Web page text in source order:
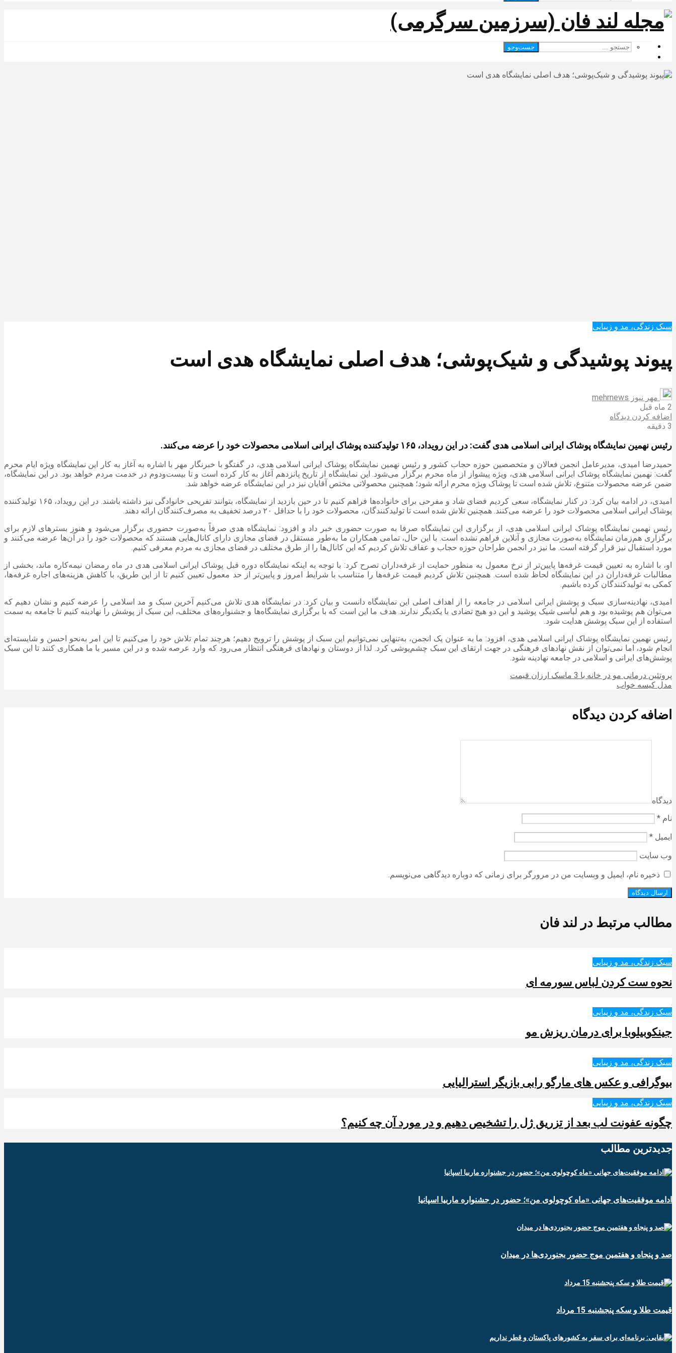
جست‌وجو
سبک زندگی، مد و زیبایی
پیوند پوشیدگی و شیک‌پوشی؛ هدف اصلی نمایشگاه هدی است
مهر نیوز mehrnews
2 ماه قبل
اضافه کردن دیدگاه
3 دقیقه
رئیس نهمین نمایشگاه پوشاک ایرانی اسلامی هدی گفت: در این رویداد، ۱۶۵ تولیدکننده پوشاک ایرانی اسلامی محصولات خود را عرضه می‌کنند.
حمیدرضا امیدی، مدیرعامل انجمن فعالان و متخصصین حوزه حجاب کشور و رئیس نهمین نمایشگاه پوشاک ایرانی اسلامی هدی، در گفتگو با خبرنگار مهر با اشاره به آغاز به کار این نمایشگاه ویژه ایام محرم
گفت: نهمین نمایشگاه پوشاک ایرانی اسلامی هدی، ویژه پیشواز از ماه محرم برگزار می‌شود. این نمایشگاه از تاریخ پانزدهم آغاز به کار کرده است و تا بیست‌ودوم در خدمت مردم خواهد بود. در این نمایشگاه،
ضمن عرضه محصولات متنوع، تلاش شده است تا پوشاک ویژه محرم ارائه شود؛ همچنین محصولاتی مختص آقایان نیز در این نمایشگاه عرضه خواهد شد.
امیدی، در ادامه بیان کرد: در کنار نمایشگاه، سعی کردیم فضای شاد و مفرحی برای خانواده‌ها فراهم کنیم تا در حین بازدید از نمایشگاه، بتوانند تفریحی خانوادگی نیز داشته باشند. در این رویداد، ۱۶۵ تولیدکننده
پوشاک ایرانی اسلامی محصولات خود را عرضه می‌کنند. همچنین تلاش شده است تا تولیدکنندگان، محصولات خود را با حداقل ۲۰ درصد تخفیف به مصرف‌کنندگان ارائه دهند.
رئیس نهمین نمایشگاه پوشاک ایرانی اسلامی هدی، از برگزاری این نمایشگاه صرفا به صورت حضوری خبر داد و افزود: نمایشگاه هدی صرفاً به‌صورت حضوری برگزار می‌شود و هنوز بسترهای لازم برای
برگزاری هم‌زمان نمایشگاه به‌صورت مجازی و آنلاین فراهم نشده است. با این حال، تمامی همکاران ما به‌طور مستقل در فضای مجازی دارای کانال‌هایی هستند که محصولات خود را در آن‌ها عرضه می‌کنند و
مورد استقبال نیز قرار گرفته است. ما نیز در انجمن طراحان حوزه حجاب و عفاف تلاش کردیم که این کانال‌ها را از طرق مختلف در فضای مجازی به مردم معرفی کنیم.
او، با اشاره به تعیین قیمت غرفه‌ها پایین‌تر از نرخ معمول به منظور حمایت از غرفه‌داران تصرح کرد: با توجه به اینکه نمایشگاه دوره قبل پوشاک ایرانی اسلامی هدی در ماه رمضان نیمه‌کاره ماند، بخشی از
مطالبات غرفه‌داران در این نمایشگاه لحاظ شده است. همچنین تلاش کردیم قیمت غرفه‌ها را متناسب با شرایط امروز و پایین‌تر از حد معمول تعیین کنیم تا از این طریق، با کاهش هزینه‌های اجاره غرفه‌ها،
کمکی به تولیدکنندگان کرده باشیم.
امیدی، نهادینه‌سازی سبک و پوشش ایرانی اسلامی در جامعه را از اهداف اصلی این نمایشگاه دانست و بیان کرد: در نمایشگاه هدی تلاش می‌کنیم آخرین سبک و مد اسلامی را عرضه کنیم و نشان دهیم که
می‌توان هم پوشیده بود و هم لباسی شیک پوشید و این دو هیچ تضادی با یکدیگر ندارند. هدف ما این است که با برگزاری نمایشگاه‌ها و جشنواره‌های مختلف، این سبک از پوشش را نهادینه کنیم تا جامعه به سمت
استفاده از این سبک پوشش هدایت شود.
رئیس نهمین نمایشگاه پوشاک ایرانی اسلامی هدی، افزود: ما به عنوان یک انجمن، به‌تنهایی نمی‌توانیم این سبک از پوشش را ترویج دهیم؛ هرچند تمام تلاش خود را می‌کنیم تا این امر به‌نحو احسن و شایسته‌ای
انجام شود، اما نمی‌توان از نقش نهادهای فرهنگی در جهت ارتقای این سبک چشم‌پوشی کرد. لذا از دوستان و نهادهای فرهنگی انتظار می‌رود که وارد عرصه شده و در این مسیر با ما همکاری کنند تا این سبک
پوشش‌های ایرانی و اسلامی در جامعه نهادینه شود.
پروتئین درمانی مو در خانه با 3 ماسک ارزان قیمت
مدل کیسه خواب
اضافه کردن دیدگاه
دیدگاه
نام *
ایمیل *
وب‌ سایت
ذخیره نام، ایمیل و وبسایت من در مرورگر برای زمانی که دوباره دیدگاهی می‌نویسم.
مطالب مرتبط در لند فان
سبک زندگی، مد و زیبایی
نحوه ست کردن لباس سورمه ای
سبک زندگی، مد و زیبایی
جینکوبیلوبا برای درمان ریزش مو
سبک زندگی، مد و زیبایی
بیوگرافی و عکس های مارگو رابی بازیگر استرالیایی
سبک زندگی، مد و زیبایی
چگونه عفونت لب بعد از تزریق ژل را تشخیص دهیم و در مورد آن چه کنیم؟
جدیدترین‌ مطالب
ادامه موفقیت‌های جهانی «ماه کوچولوی من»؛ حضور در جشنواره ماربیا اسپانیا
صد و پنجاه و هفتمین موج حضور بجنوردی‌ها در میدان
قیمت طلا و سکه پنجشنبه 15 مرداد